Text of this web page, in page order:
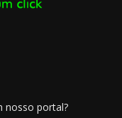
nosso portal?